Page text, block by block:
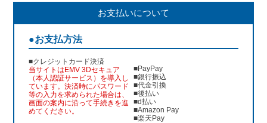
お支払いについて
●お支払方法
■クレジットカード決済
当サイトはEMV 3Dセキュア
（本人認証サービス）を導入し
ています。決済時にパスワード
等の入力を求められた場合は、
画面の案内に沿って手続きを進
めてください。
■PayPay
■銀行振込
■代金引換
■後払い
■d払い
■Amazon Pay
■楽天Pay